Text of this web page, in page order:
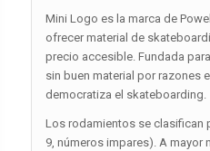
Mini Logo es la marca de
ofrecer material de
precio accesible. Fundada
sin buen material por razones
democratiza el skateboarding.
Los rodamientos se clasifican
9, números impares). A mayor